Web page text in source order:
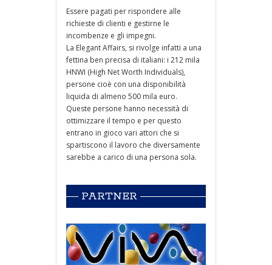
Essere pagati per rispondere alle
richieste di clienti e gestirne le
incombenze e gli impegni.
La Elegant Affairs, si rivolge infatti a una
fettina ben precisa di italiani: i 212 mila
HNWI (High Net Worth Individuals),
persone cioè con una disponibilità
liquida di almeno 500 mila euro.
Queste persone hanno necessità di
ottimizzare il tempo e per questo
entrano in gioco vari attori che si
spartiscono il lavoro che diversamente
sarebbe a carico di una persona sola.
PARTNER